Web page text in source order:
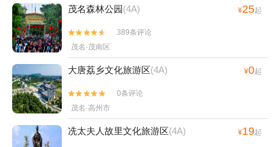
茂名森林公园(4A) ¥25起


389条评论
茂名·茂南区
大唐荔乡文化旅游区(4A) ¥0起


0条评论
茂名·高州市
冼太夫人故里文化旅游区(4A) ¥19起